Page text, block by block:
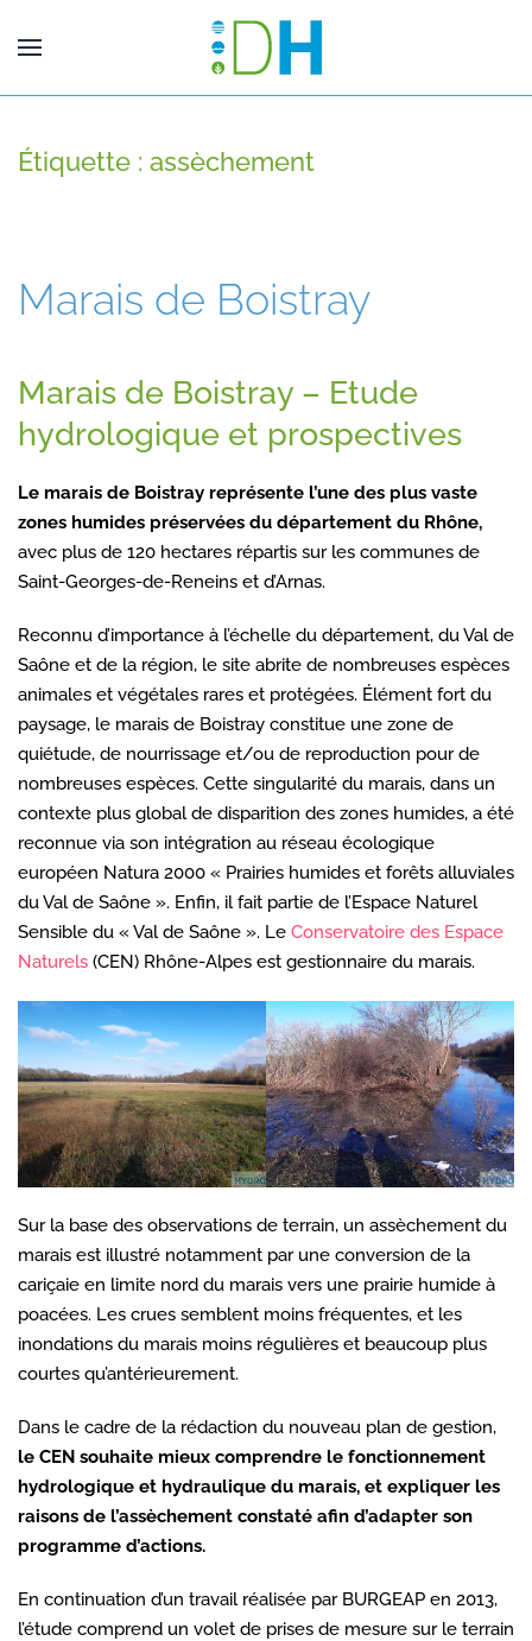
Étiquette : assèchement
Marais de Boistray
Marais de Boistray – Etude
hydrologique et prospectives
Le marais de Boistray représente l’une des plus vaste
zones humides préservées du département du Rhône,
avec plus de 120 hectares répartis sur les communes de
Saint-Georges-de-Reneins et d’Arnas.
Reconnu d’importance à l’échelle du département, du Val de
Saône et de la région, le site abrite de nombreuses espèces
animales et végétales rares et protégées. Élément fort du
paysage, le marais de Boistray constitue une zone de
quiétude, de nourrissage et/ou de reproduction pour de
nombreuses espèces. Cette singularité du marais, dans un
contexte plus global de disparition des zones humides, a été
reconnue via son intégration au réseau écologique
européen Natura 2000 « Prairies humides et forêts alluviales
du Val de Saône ». Enfin, il fait partie de l’Espace Naturel
Sensible du « Val de Saône ». Le Conservatoire des Espace
Naturels (CEN) Rhône-Alpes est gestionnaire du marais.
Sur la base des observations de terrain, un assèchement du
marais est illustré notamment par une conversion de la
cariçaie en limite nord du marais vers une prairie humide à
poacées. Les crues semblent moins fréquentes, et les
inondations du marais moins régulières et beaucoup plus
courtes qu’antérieurement.
Dans le cadre de la rédaction du nouveau plan de gestion,
le CEN souhaite mieux comprendre le fonctionnement
hydrologique et hydraulique du marais, et expliquer les
raisons de l’assèchement constaté afin d’adapter son
programme d’actions.
En continuation d’un travail réalisée par BURGEAP en 2013,
l’étude comprend un volet de prises de mesure sur le terrain